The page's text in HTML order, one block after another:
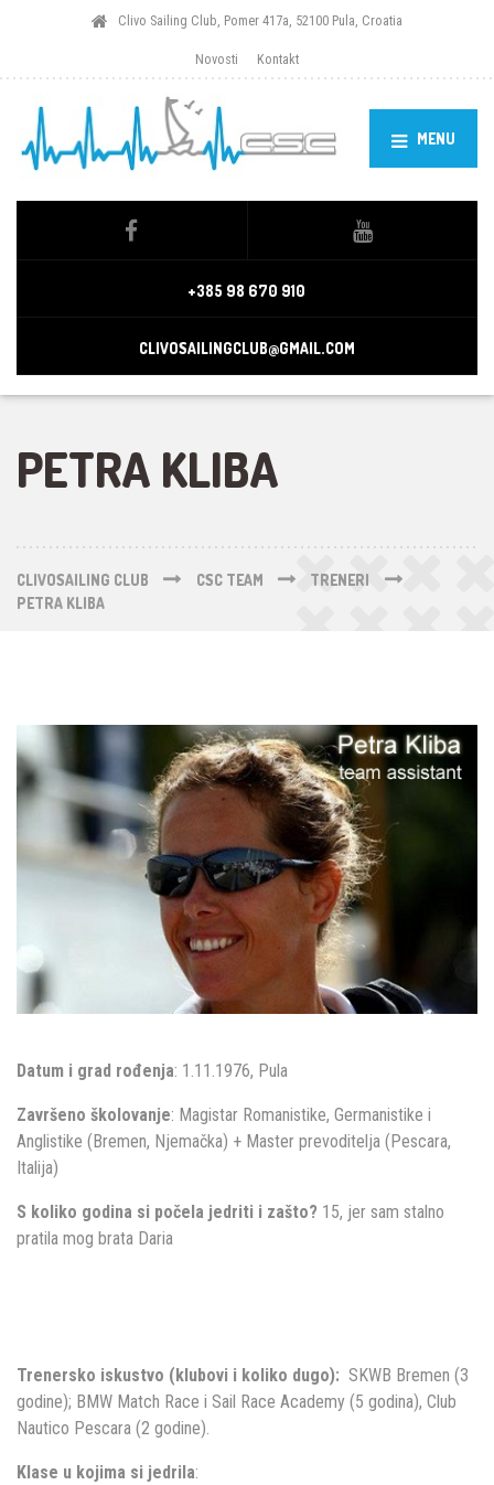
Clivo Sailing Club, Pomer 417a, 52100 Pula, Croatia
Novosti Kontakt
MENU
+385 98 670 910
CLIVOSAILINGCLUB@GMAIL.COM
PETRA KLIBA
CLIVOSAILING CLUB CSC TEAM
TRENERI
PETRA KLIBA
Datum i grad rođenja: 1.11.1976, Pula
Završeno školovanje: Magistar Romanistike, Germanistike i
Anglistike (Bremen, Njemačka) + Master prevoditelja (Pescara,
Italija)
S koliko godina si počela jedriti i zašto? 15, jer sam stalno
pratila mog brata Daria
Trenersko iskustvo (klubovi i koliko dugo): SKWB Bremen (3
godine); BMW Match Race i Sail Race Academy (5 godina), Club
Nautico Pescara (2 godine).
Klase u kojima si jedrila: